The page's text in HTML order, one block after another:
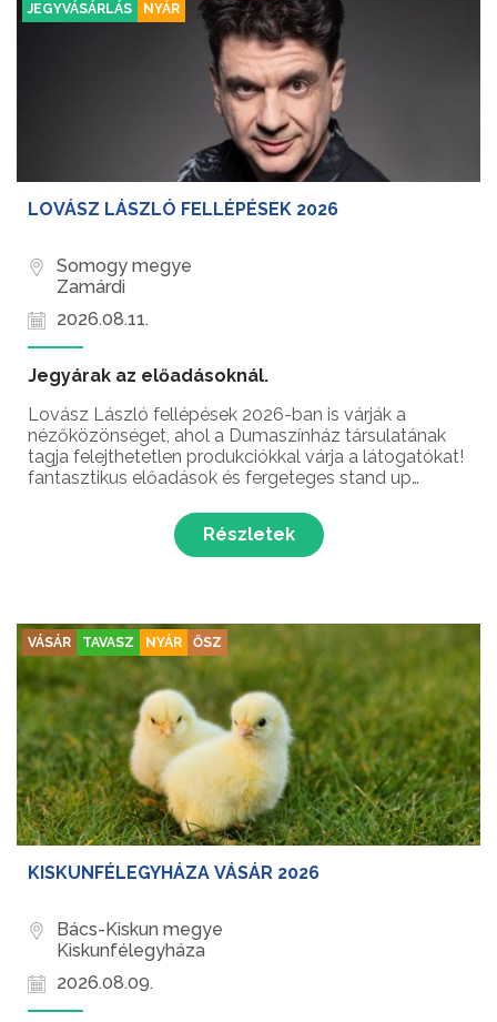
JEGYVÁSÁRLÁS
NYÁR
LOVÁSZ LÁSZLÓ FELLÉPÉSEK 2026
Somogy megye
Zamárdi
2026.08.11.
Jegyárak az előadásoknál.
Lovász László fellépések 2026-ban is várják a
nézőközönséget, ahol a Dumaszínház társulatának
tagja felejthetetlen produkciókkal várja a látogatókat!
fantasztikus előadások és fergeteges stand up
humorista fellépésein!
Részletek
VÁSÁR TAVASZ NYÁR ŐSZ
KISKUNFÉLEGYHÁZA VÁSÁR 2026
Bács-Kiskun megye
Kiskunfélegyháza
2026.08.09.